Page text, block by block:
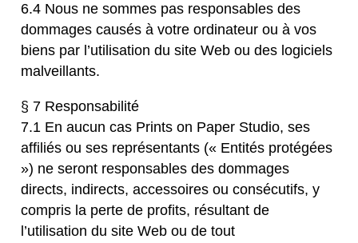
6.4 Nous ne sommes pas responsables des
dommages causés à votre ordinateur ou à vos
biens par l’utilisation du site Web ou des logiciels
malveillants.
§ 7 Responsabilité
7.1 En aucun cas Prints on Paper Studio, ses
affiliés ou ses représentants (« Entités protégées
») ne seront responsables des dommages
directs, indirects, accessoires ou consécutifs, y
compris la perte de profits, résultant de
l’utilisation du site Web ou de tout